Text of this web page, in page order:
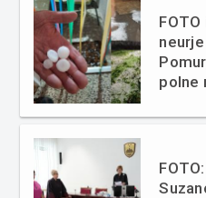
FOTO
polne